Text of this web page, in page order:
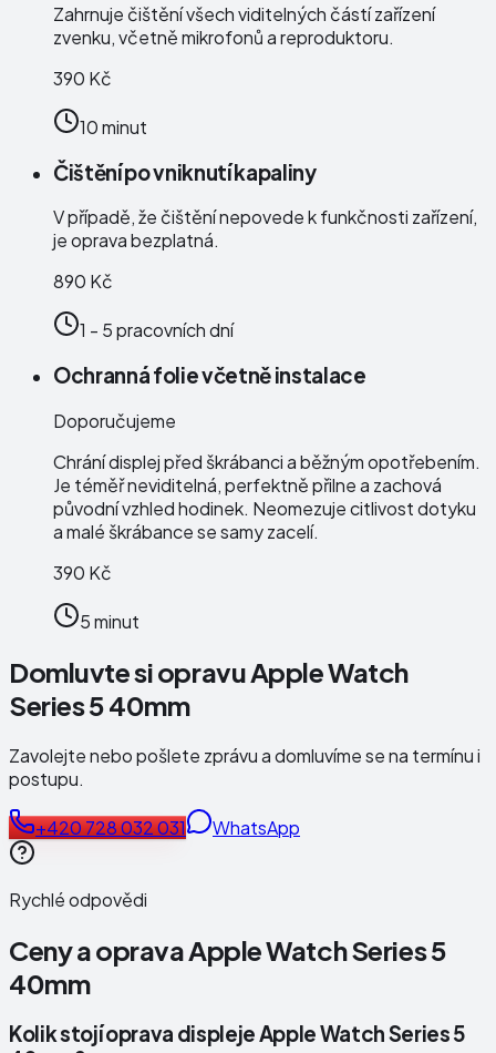
Zahrnuje čištění všech viditelných částí zařízení
zvenku, včetně mikrofonů a reproduktoru.
390 Kč
10 minut
Čištění po vniknutí kapaliny
V případě, že čištění nepovede k funkčnosti zařízení,
je oprava bezplatná.
890 Kč
1 - 5 pracovních dní
Ochranná folie včetně instalace
Doporučujeme
Chrání displej před škrábanci a běžným opotřebením.
Je téměř neviditelná, perfektně přilne a zachová
původní vzhled hodinek. Neomezuje citlivost dotyku
a malé škrábance se samy zacelí.
390 Kč
5 minut
Domluvte si opravu Apple Watch
Series 5 40mm
Zavolejte nebo pošlete zprávu a domluvíme se na termínu i
postupu.
+420 728 032 031 WhatsApp
Rychlé odpovědi
Ceny a opravaApple Watch Series 5
40mm
Kolik stojí oprava displeje Apple Watch Series 5